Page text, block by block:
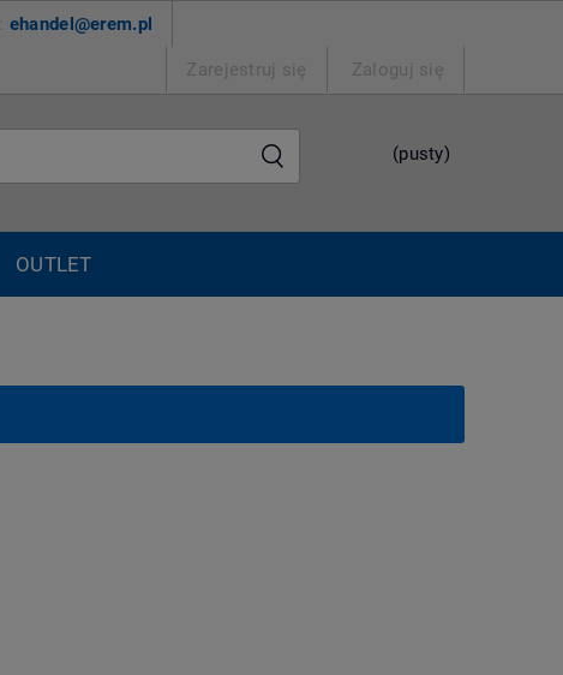
ehandel@erem.pl
Zarejestruj się Zaloguj się
(pusty)
OUTLET